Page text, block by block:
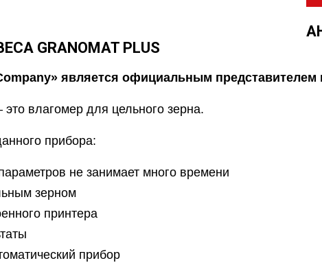
GRANOMAT PLUS
является официальным представителем
влагомер для цельного зерна.
прибора:
не занимает много времени
зерном
принтера
прибор